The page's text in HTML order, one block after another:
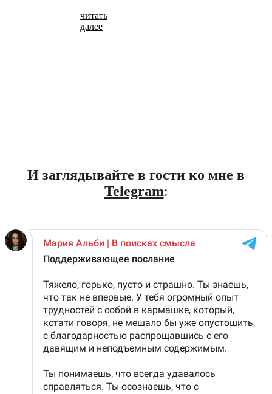
читать
далее
И заглядывайте в гости ко мне в
Telegram: